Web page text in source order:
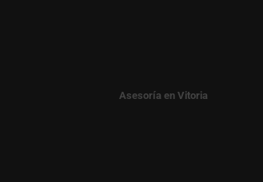
Asesoría en Vitoria